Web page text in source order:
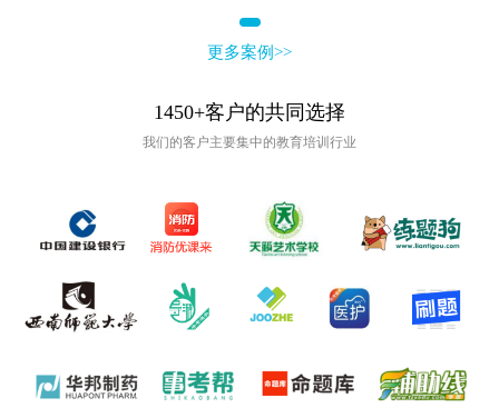
更多案例>>
1450+客户的共同选择
我们的客户主要集中的教育培训行业